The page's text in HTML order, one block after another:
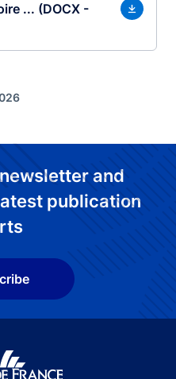
... (DOCX -
and
publication